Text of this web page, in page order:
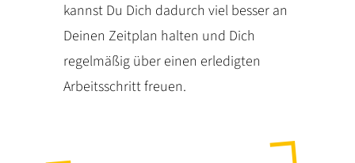
kannst Du Dich dadurch viel besser an
Deinen Zeitplan halten und Dich
regelmäßig über einen erledigten
Arbeitsschritt freuen.